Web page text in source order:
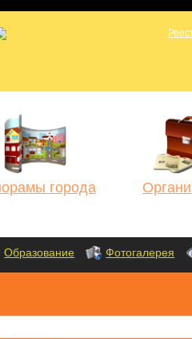
города
Образование Фотогалерея